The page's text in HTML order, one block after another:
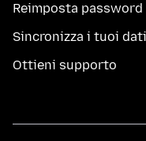
Reimposta password
Sincronizza i tuoi dati
Ottieni supporto